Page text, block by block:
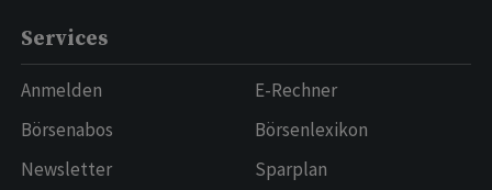
Services
Anmelden
Börsenabos
Newsletter
E-Rechner
Börsenlexikon
Sparplan